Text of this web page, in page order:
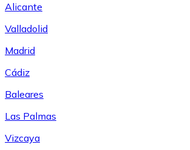
Alicante
Valladolid
Madrid
Cádiz
Baleares
Las Palmas
Vizcaya